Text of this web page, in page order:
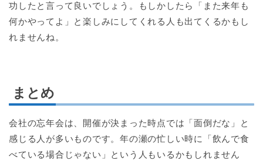
功したと言って良いでしょう。もしかしたら「また来年も
何かやってよ」と楽しみにしてくれる人も出てくるかもし
れませんね。
まとめ
会社の忘年会は、開催が決まった時点では「面倒だな」と
感じる人が多いものです。年の瀬の忙しい時に「飲んで食
べている場合じゃない」という人もいるかもしれません